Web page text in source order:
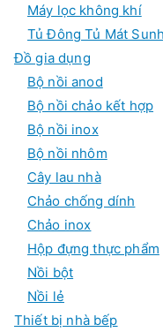
Máy lọc không khí
Tủ Đông Tủ Mát
Đồ gia dụng
Bộ nồi anod
Bộ nồi chảo kết hợp
Bộ nồi inox
Bộ nồi nhôm
Cây lau nhà
Chảo chống dính
Chảo inox
Hộp đựng thực phẩm
Nồi bột
Nồi lẻ
Thiết bị nhà bếp